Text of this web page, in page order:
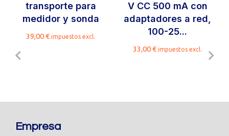
transporte para
medidor y sonda
39,00€ impuestos excl.
V CC 500 mA con
adaptadores a red,
100-25...
33,00€ impuestos excl.
Empresa